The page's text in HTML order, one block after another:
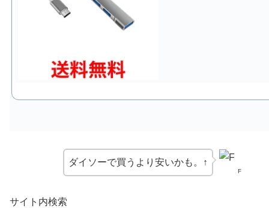
F
ダイソーで買うより安いかも。↑
サイト内検索